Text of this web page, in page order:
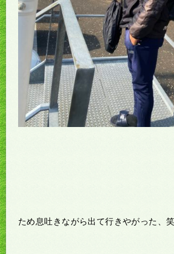
ため息吐きながら出て行きやがった、